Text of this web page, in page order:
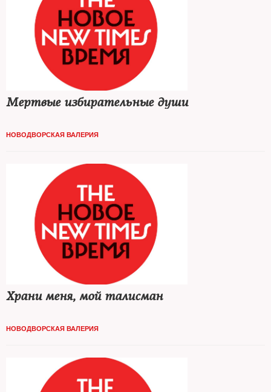
Мертвые избирательные души
НОВОДВОРСКАЯ ВАЛЕРИЯ
Храни меня, мой талисман
НОВОДВОРСКАЯ ВАЛЕРИЯ